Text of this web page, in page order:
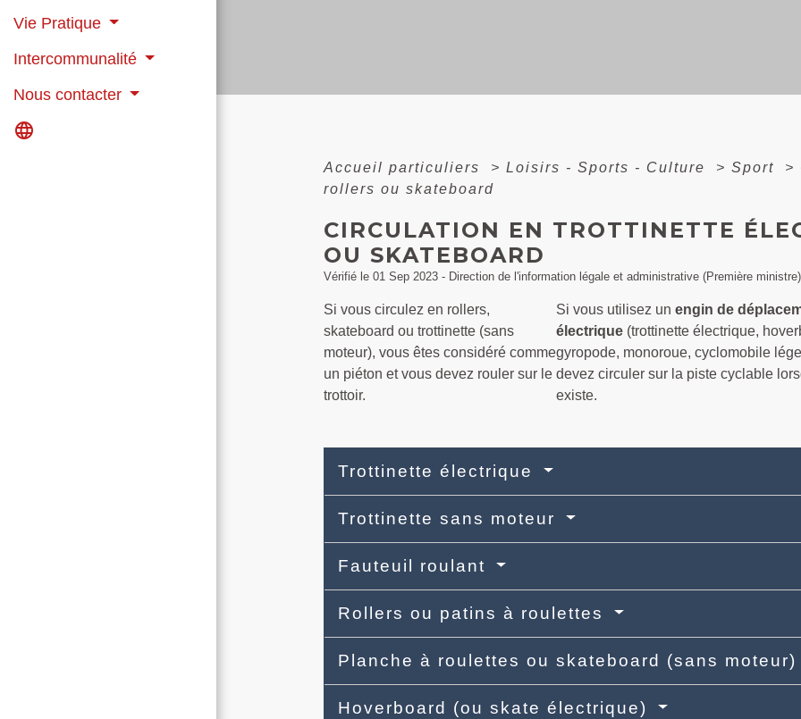
Vie Pratique
Intercommunalité
Nous contacter
language
Accueil particuliers > Loisirs - Sports - Culture > Sport >
rollers ou skateboard
CIRCULATION EN TROTTINETTE
OU SKATEBOARD
Vérifié le 01 Sep 2023 - Direction de l'information légale et administrative (Première ministre)
Si vous circulez en rollers,
skateboard ou trottinette (sans
moteur), vous êtes considéré comme
un piéton et vous devez rouler sur le
trottoir.
Si vous utilisez un engin de
électrique(trottinette électrique,
gyropode, monoroue, cyclomobile
devez circuler sur la piste cyclable
existe.
Trottinette électrique
Trottinette sans moteur
Fauteuil roulant
Rollers ou patins à roulettes
Planche à roulettes ou skateboard (sans
Hoverboard (ou skate électrique)